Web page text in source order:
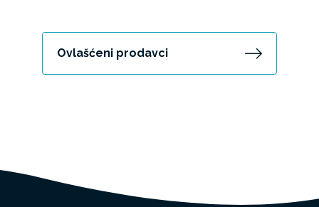
Ovlašćeni prodavci